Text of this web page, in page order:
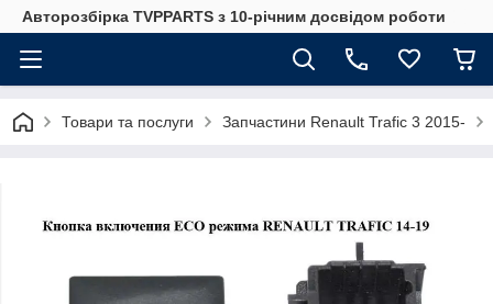
Авторозбірка TVPPARTS з 10-річним досвідом роботи
Товари та послуги Запчастини Renault Trafic 3 2015-